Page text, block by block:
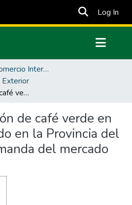
Log In
Facultad de Comercio Internacional, Integración, Administración y Economía Empresarial
Exterior
Comercialización de café verde en grano producido en la Provincia del Carchi y la demanda del mercado de Alemania
de café verde en
en la Provincia del
del mercado